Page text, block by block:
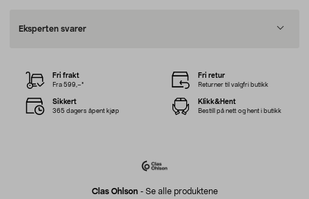
Eksperten svarer
Clas Ohlson- Se alle produktene
Fri frakt
Fra 599,–*
Fri retur
Returner til valgfri butikk
Sikkert
365 dagers åpent kjøp
Klikk&Hent
Bestill på nett og hent i butikk